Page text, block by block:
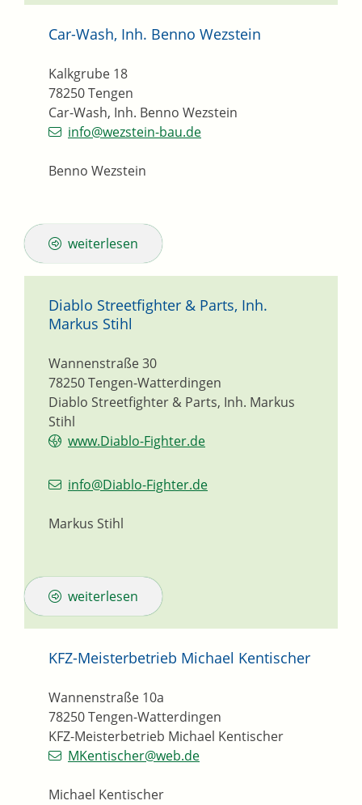
Car-Wash, Inh. Benno Wezstein
Car-Wash, Inh. Benno Wezstein
Kalkgrube 18
78250Tengen
info@wezstein-bau.de
Benno Wezstein
weiterlesen
Diablo Streetfighter & Parts, Inh.
Markus Stihl
Diablo Streetfighter & Parts, Inh. Markus
Stihl
Wannenstraße 30
78250Tengen-Watterdingen
www.Diablo-Fighter.de
info@Diablo-Fighter.de
Markus Stihl
weiterlesen
KFZ-Meisterbetrieb Michael Kentischer
KFZ-Meisterbetrieb Michael Kentischer
Wannenstraße 10a
78250Tengen-Watterdingen
MKentischer@web.de
Michael Kentischer